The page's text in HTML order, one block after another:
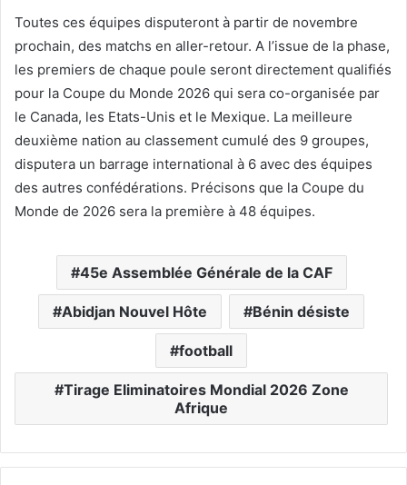
Toutes ces équipes disputeront à partir de novembre
prochain, des matchs en aller-retour. A l’issue de la phase,
les premiers de chaque poule seront directement qualifiés
pour la Coupe du Monde 2026 qui sera co-organisée par
le Canada, les Etats-Unis et le Mexique. La meilleure
deuxième nation au classement cumulé des 9 groupes,
disputera un barrage international à 6 avec des équipes
des autres confédérations. Précisons que la Coupe du
Monde de 2026 sera la première à 48 équipes.
45e Assemblée Générale de la CAF
Abidjan Nouvel Hôte Bénin désiste
football
Tirage Eliminatoires Mondial 2026 Zone
Afrique